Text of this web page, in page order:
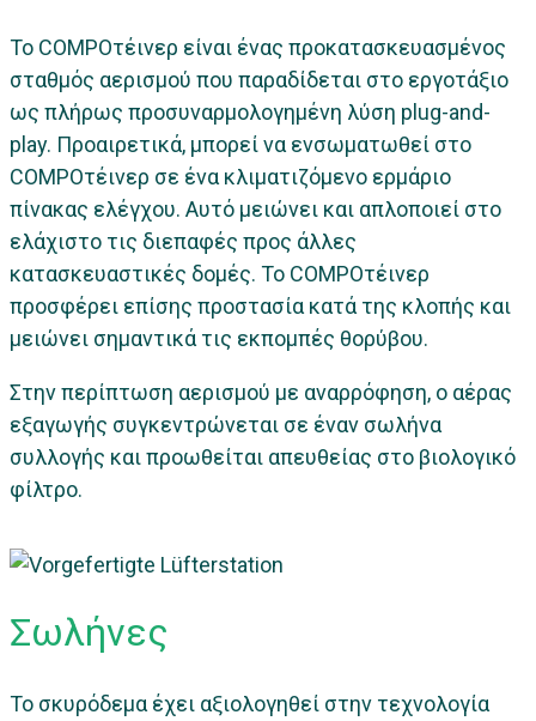
Το COMPOτέινερ είναι ένας προκατασκευασμένος
σταθμός αερισμού που παραδίδεται στο εργοτάξιο
ως πλήρως προσυναρμολογημένη λύση plug-and-
play. Προαιρετικά, μπορεί να ενσωματωθεί στο
COMPOτέινερ σε ένα κλιματιζόμενο ερμάριο
πίνακας ελέγχου. Αυτό μειώνει και απλοποιεί στο
ελάχιστο τις διεπαφές προς άλλες
κατασκευαστικές δομές. Το COMPOτέινερ
προσφέρει επίσης προστασία κατά της κλοπής και
μειώνει σημαντικά τις εκπομπές θορύβου.
Στην περίπτωση αερισμού με αναρρόφηση, ο αέρας
εξαγωγής συγκεντρώνεται σε έναν σωλήνα
συλλογής και προωθείται απευθείας στο βιολογικό
φίλτρο.
Σωλήνες
Το σκυρόδεμα έχει αξιολογηθεί στην τεχνολογία